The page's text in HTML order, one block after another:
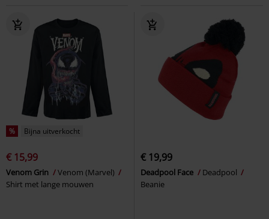
% Bijna uitverkocht
€ 15,99
Venom Grin
Venom (Marvel)
Shirt met lange mouwen
€ 19,99
Deadpool Face
Deadpool
Beanie